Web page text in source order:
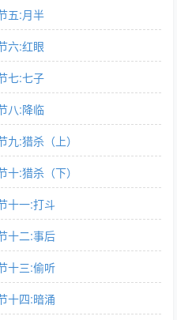
五:月半
六:红眼
七:七子
八:降临
:猎杀（上）
:猎杀（下）
十一:打斗
十二:事后
十三:偷听
十四:暗涌